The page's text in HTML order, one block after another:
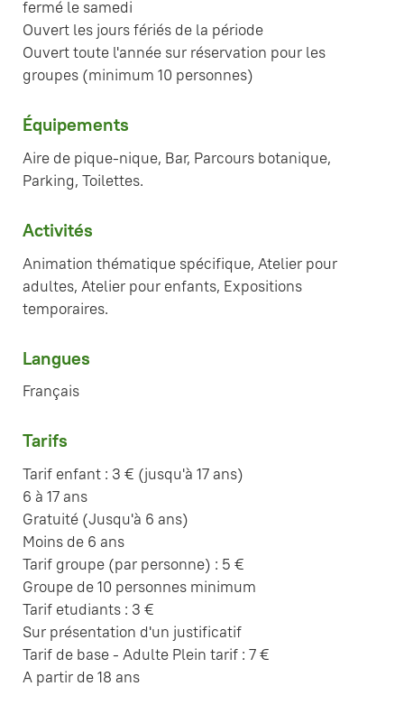
fermé le samedi
Ouvert les jours fériés de la période
Ouvert toute l'année sur réservation pour les
groupes (minimum 10 personnes)
Équipements
Aire de pique-nique, Bar, Parcours botanique,
Parking, Toilettes.
Activités
Animation thématique spécifique, Atelier pour
adultes, Atelier pour enfants, Expositions
temporaires.
Langues
Français
Tarifs
Tarif enfant : 3 € (jusqu'à 17 ans)
6 à 17 ans
Gratuité (Jusqu'à 6 ans)
Moins de 6 ans
Tarif groupe (par personne) : 5 €
Groupe de 10 personnes minimum
Tarif etudiants : 3 €
Sur présentation d'un justificatif
Tarif de base - Adulte Plein tarif : 7 €
A partir de 18 ans